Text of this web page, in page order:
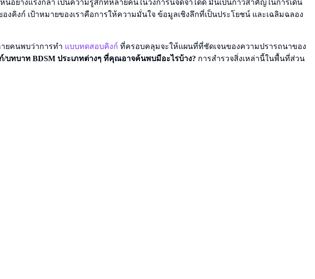
นอย่างแรงกล้า เป็นความรู้สึกที่หลายคนในวงการนี้จดจำได้ดี มันเป็นก้าวสำคัญในการเดิน
คิงก์ เป้าหมายของเราคือการให้ความมั่นใจ ข้อมูลเชิงลึกที่เป็นประโยชน์ และเฉลิมฉลอง
ยคนพบว่าการทำ แบบทดสอบคิงก์ ที่ครอบคลุมจะให้แผนที่ที่ชัดเจนของความปรารถนาของ
/บทบาท BDSM ประเภทต่างๆ ที่คุณอาจค้นพบมีอะไรบ้าง? การสำรวจสิ่งเหล่านี้ในพื้นที่ส่วน